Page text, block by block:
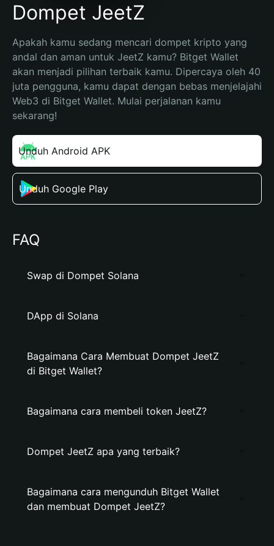
Dompet JeetZ
Apakah kamu sedang mencari dompet kripto yang
andal dan aman untuk JeetZ kamu? Bitget Wallet
akan menjadi pilihan terbaik kamu. Dipercaya oleh 40
juta pengguna, kamu dapat dengan bebas menjelajahi
Web3 di Bitget Wallet. Mulai perjalanan kamu
sekarang!
Unduh Android APK
Unduh Google Play
FAQ
Swap di Dompet Solana
DApp di Solana
Bagaimana Cara Membuat Dompet JeetZ
di Bitget Wallet?
Bagaimana cara membeli token JeetZ?
Dompet JeetZ apa yang terbaik?
Bagaimana cara mengunduh Bitget Wallet
dan membuat Dompet JeetZ?